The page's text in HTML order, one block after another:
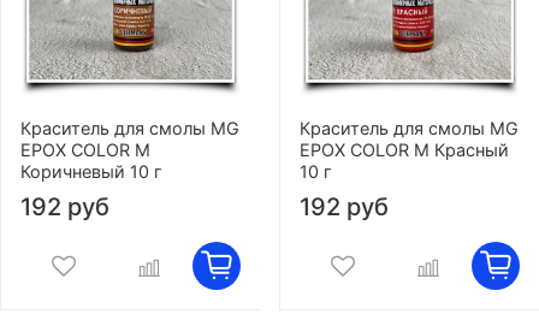
Краситель для смолы MG
EPOX COLOR M
Коричневый 10 г
192 руб
Краситель для смолы MG
EPOX COLOR M Красный
10 г
192 руб